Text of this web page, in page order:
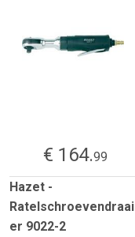
€ 164.99
Hazet -
Ratelschroevendraai
er 9022-2